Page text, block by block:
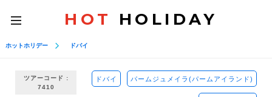
toggle
navigation
HOT HOLIDAY
ホットホリデー ドバイ
ツアーコード :
7410
ドバイ パームジュメイラ(パームアイランド)